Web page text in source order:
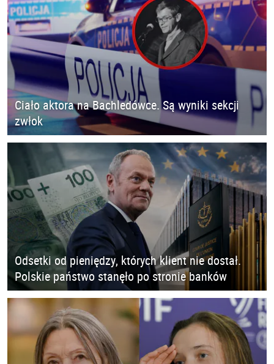
Ciało aktora na Bachledówce. Są wyniki sekcji
zwłok
Odsetki od pieniędzy, których klient nie dostał.
Polskie państwo stanęło po stronie banków